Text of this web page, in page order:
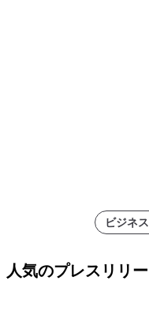
ビジネ
人気のプレスリリ